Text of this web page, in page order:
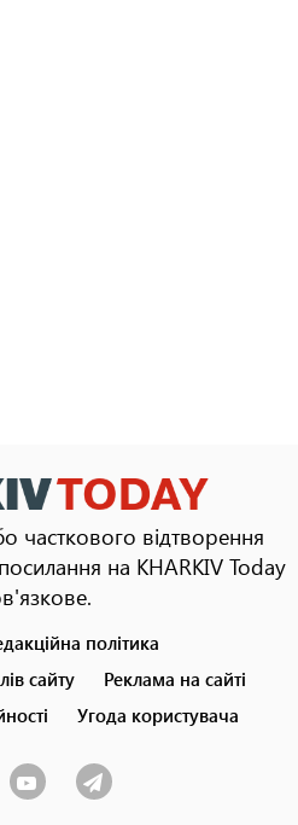
часткового відтворення
на KHARKIV Today
політика
сайту
Реклама на сайті
Угода користувача